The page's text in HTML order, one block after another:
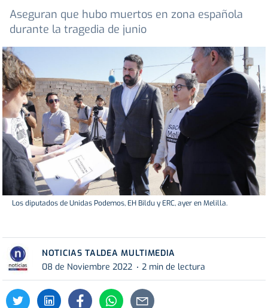
Aseguran que hubo muertos en zona española
durante la tragedia de junio
Los diputados de Unidas Podemos, EH Bildu y ERC, ayer en Melilla.
NOTICIAS TALDEA MULTIMEDIA
08 de Noviembre 2022
2 min de lectura